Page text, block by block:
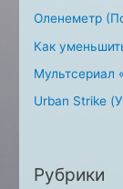
Оленеметр
Как
Мультсериал
Urban Strike
Рубрики